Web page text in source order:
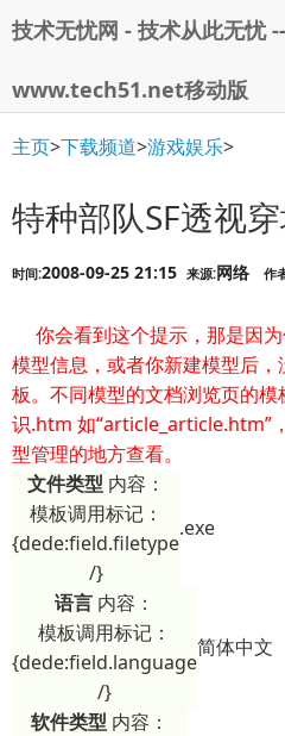
技术无忧网 - 技术从此无忧
www.tech51.net移动版
主页>下载频道>游戏娱乐>
特种部队SF透视
时间:2008-09-25 21:15 来源:网络 作
你会看到这个提示，那是因
模型信息，或者你新建模型后
板。不同模型的文档浏览页的
识.htm 如“article_article.htm”
型管理的地方查看。
文件类型 内容：
模板调用标记：
{dede:field.filetype
/}
.exe
语言 内容：
模板调用标记：
{dede:field.language
/}
简体中文
软件类型 内容：